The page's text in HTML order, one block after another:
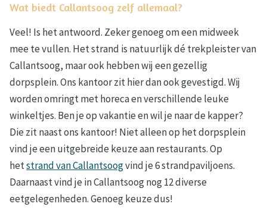
Wat biedt Callantsoog zelf allemaal?
Veel! Is het antwoord. Zeker genoeg om een midweek
mee te vullen. Het strand is natuurlijk dé trekpleister van
Callantsoog, maar ook hebben wij een gezellig
dorpsplein. Ons kantoor zit hier dan ook gevestigd. Wij
worden omringt met horeca en verschillende leuke
winkeltjes. Ben je op vakantie en wil je naar de kapper?
Die zit naast ons kantoor! Niet alleen op het dorpsplein
vind je een uitgebreide keuze aan restaurants. Op
hetstrand van Callantsoogvind je 6 strandpaviljoens.
Daarnaast vind je in Callantsoog nog 12 diverse
eetgelegenheden. Genoeg keuze dus!